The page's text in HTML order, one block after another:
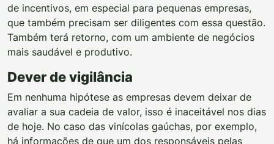
de incentivos, em especial para pequenas empresas,
que também precisam ser diligentes com essa questão.
Também terá retorno, com um ambiente de negócios
mais saudável e produtivo.
Dever de vigilância
Em nenhuma hipótese as empresas devem deixar de
avaliar a sua cadeia de valor, isso é inaceitável nos dias
de hoje. No caso das vinícolas gaúchas, por exemplo,
há informações de que um dos responsáveis pelas